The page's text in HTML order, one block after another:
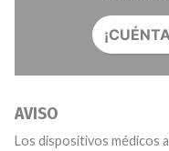
AVISO
Los dispositivos médicos